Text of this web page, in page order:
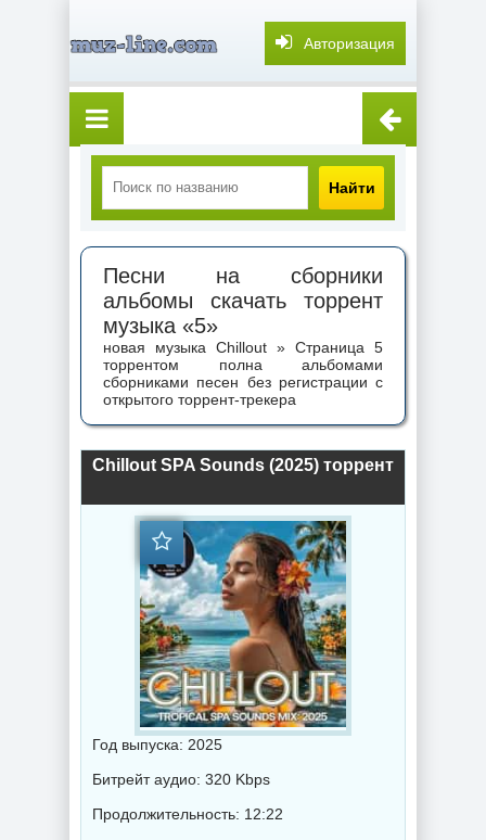
Авторизация
Найти
Песни на сборники
альбомы скачать торрент
музыка «5»
новая музыка Chillout » Страница 5
торрентом полна альбомами
сборниками песен без регистрации с
открытого торрент-трекера
Chillout SPA Sounds (2025) торрент
Год выпуска: 2025
Битрейт аудио: 320 Kbps
Продолжительность: 12:22